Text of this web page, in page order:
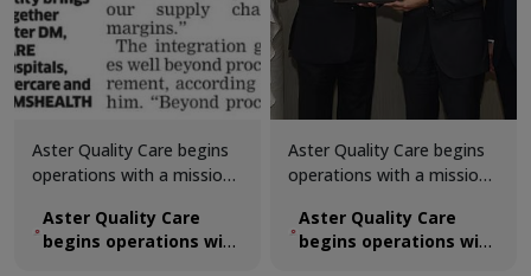
​Aster Quality Care begins
operations with a mission
healthcare beyond India’s
metros
​Aster Quality Care
begins operations with
Aster Quality Care begins
operations with a mission
healthcare beyond India’s
metros
Aster Quality Care
begins operations with